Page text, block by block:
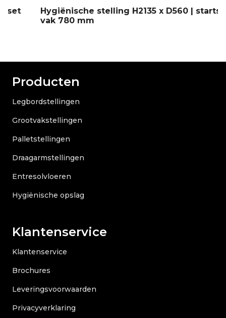
Hygiënische stelling H2135 x D560 | startset
vak 780 mm
Producten
Legbordstellingen
Grootvakstellingen
Palletstellingen
Draagarmstellingen
Entresolvloeren
Hygiënische opslag
Klantenservice
Klantenservice
Brochures
Leveringsvoorwaarden
Privacyverklaring